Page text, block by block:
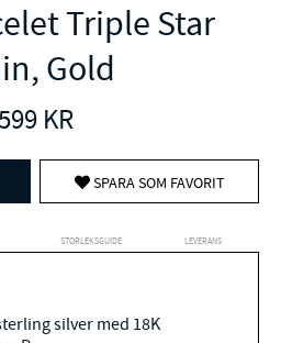
Triple Star
Gold
KR
SPARA SOM FAVORIT
STORLEKSGUIDE LEVERANS
silver med 18K